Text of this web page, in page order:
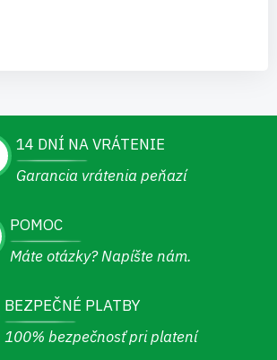
14 DNÍ NA VRÁTENIE
Garancia vrátenia peňazí
POMOC
Máte otázky? Napíšte nám.
BEZPEČNÉ PLATBY
100% bezpečnosť pri platení